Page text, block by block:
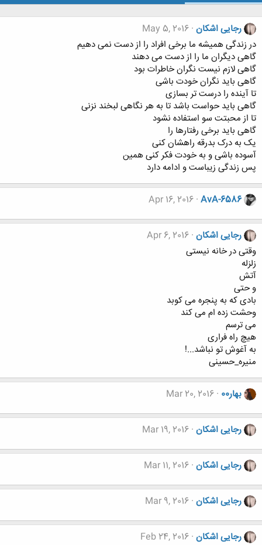
رجایی اشکان May 5, 2016
در زندگی همیشه ما برخی افراد را از دست نمی دهیم
گاهی دیگران ما را از دست می دهند
گاهی لازم نیست نگران خاطرات بود
گاهی باید نگران خودت باشی
تا آینده را درست تر بسازی
گاهی باید حواست باشد تا به هر نگاهی لبخند نزنی
تا از محبتت سو استفاده نشود
گاهی باید برخی رفتارها را
یک به درک بدرقه راهشان کنی
آسوده باشی و به خودت فکر کنی همین
پس زندگی زیباست و ادامه دارد
AvA-6586
Apr 16, 2016
رجایی اشکان Apr 6, 2016
وقتی در خانه نیستی
زلزله
آتش
و حتی
بادی که به پنجره می کوبد
وحشت زده ام می کند
می ترسم
هیچ راه فراری
به آغوش تو نباشد...!
منيره_حسينی
بهار00 Mar 20, 2016
رجایی اشکان Mar 19, 2016
رجایی اشکان Mar 11, 2016
رجایی اشکان Mar 9, 2016
رجایی اشکان Feb 24, 2016